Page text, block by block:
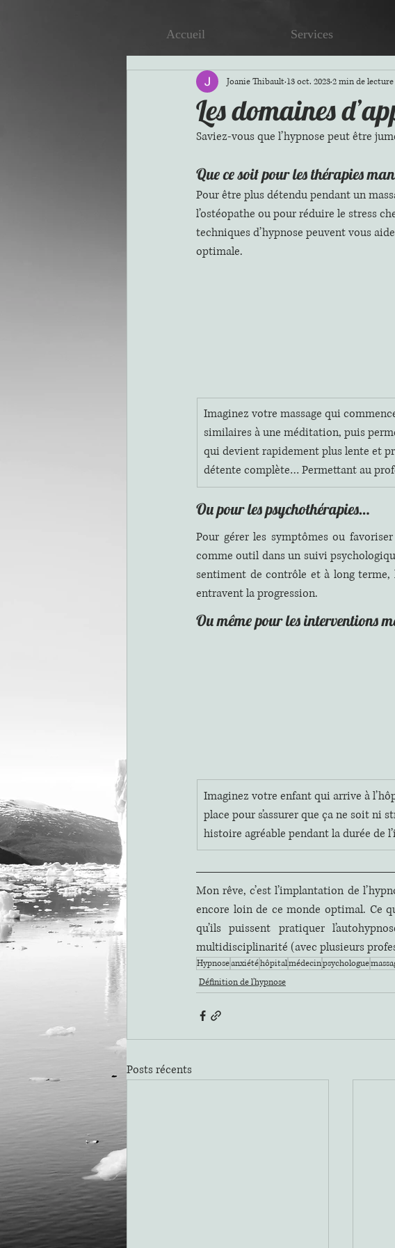
Accueil Services
Les domaines
Joanie Thibault 13 oct. 20232 min de lecture
Saviez-vous que l’hypnose peut être
Que ce soit pour les thérapies
Pour être plus détendu pendant un
l’ostéopathe ou pour réduire le stress
techniques d’hypnose peuvent vous
optimale.
​Imaginez votre massage qui
similaires à une méditation, puis
qui devient rapidement plus lente et
détente complète… Permettant au
Ou pour les psychothérapies…
Pour gérer les symptômes ou
comme outil dans un suivi
sentiment de contrôle et à long terme,
entravent la progression.
Ou même pour les interventions
Imaginez votre enfant qui arrive à
place pour s’assurer que ça ne soit ni
histoire agréable pendant la durée de
Mon rêve, c’est l’implantation de
encore loin de ce monde optimal. Ce
qu’ils puissent pratiquer
multidisciplinarité (avec plusieurs
Hypnoseanxiétéhôpitalmédecinpsychologue
Définition de l'hypnose
Posts récents